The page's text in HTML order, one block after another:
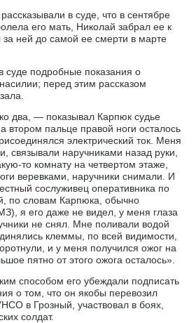
в суде, что в сентябре
его мать, Николай забрал ее к
ней до самой ее смерти в марте
подробные показания о
перед этим рассказом
два, — показывал Карпюк судье
втором пальце правой ноги осталось
электрический ток. Меня
связывали наручниками назад руки,
то комнату на четвертом этаже,
веревками, наручники снимали. И
сослуживец оперативника по
по словам Карпюка, обычно
я его даже не видел, у меня глаза
не снял. Мне поливали водой
клеммы, по всей видимости,
и у меня получился ожог на
пятно от этого ожога осталось».
способом его убеждали подписать
о том, что он якобы перевозил
в Грозный, участвовал в боях,
солдат.